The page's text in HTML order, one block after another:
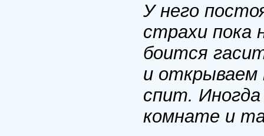
У него
страхи пока
боится
и открываем
спит.
комнате и